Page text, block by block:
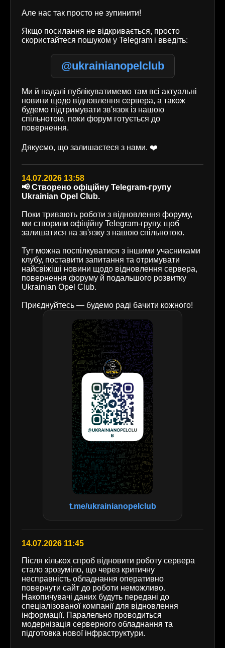
Але нас так просто не зупинити!
Якщо посилання не відкривається, просто
скористайтеся пошуком у Telegram і введіть:
@ukrainianopelclub
Ми й надалі публікуватимемо там всі актуальні
новини щодо відновлення сервера, а також
будемо підтримувати зв'язок із нашою
спільнотою, поки форум готується до
повернення.
Дякуємо, що залишаєтеся з нами. ❤️
14.07.2026 13:58
📢 Створено офіційну Telegram-групу
Ukrainian Opel Club.
Поки тривають роботи з відновлення форуму,
ми створили офіційну Telegram-групу, щоб
залишатися на зв'язку з нашою спільнотою.
Тут можна поспілкуватися з іншими учасниками
клубу, поставити запитання та отримувати
найсвіжіші новини щодо відновлення сервера,
повернення форуму й подальшого розвитку
Ukrainian Opel Club.
Приєднуйтесь — будемо раді бачити кожного!
t.me/ukrainianopelclub
14.07.2026 11:45
Після кількох спроб відновити роботу сервера
стало зрозуміло, що через критичну
несправність обладнання оперативно
повернути сайт до роботи неможливо.
Накопичувачі даних будуть передані до
спеціалізованої компанії для відновлення
інформації. Паралельно проводиться
модернізація серверного обладнання та
підготовка нової інфраструктури.